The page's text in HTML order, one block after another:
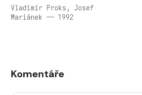
Vladimír Proks, Josef
Mariánek — 1992
Komentáře